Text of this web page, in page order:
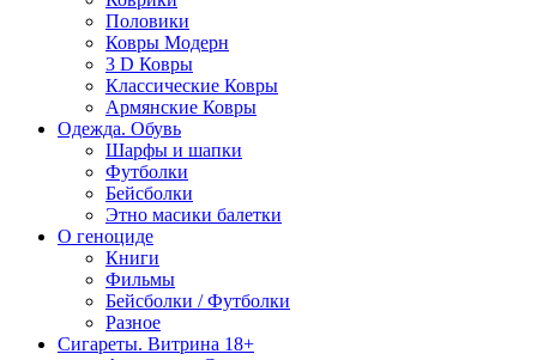
Половики
Ковры Модерн
3 D Ковры
Классические Ковры
Армянские Ковры
Одежда. Обувь
Шарфы и шапки
Футболки
Бейсболки
Этно масики балетки
О геноциде
Книги
Фильмы
Бейсболки / Футболки
Разное
Сигареты. Витрина 18+